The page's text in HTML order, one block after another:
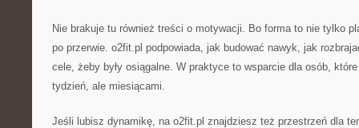
Nie brakuje tu również treści o motywacji. Bo forma to nie tylko
po przerwie. o2fit.pl podpowiada, jak budować nawyk, jak
cele, żeby były osiągalne. W praktyce to wsparcie dla osób,
tydzień, ale miesiącami.
Jeśli lubisz dynamikę, na o2fit.pl znajdziesz też przestrzeń dla